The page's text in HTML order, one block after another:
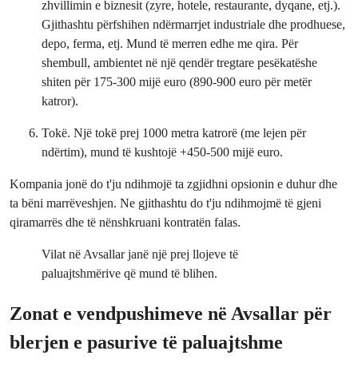
zhvillimin e biznesit (zyre, hotele, restaurante, dyqane, etj.).
Gjithashtu përfshihen ndërmarrjet industriale dhe prodhuese,
depo, ferma, etj. Mund të merren edhe me qira. Për
shembull, ambientet në një qendër tregtare pesëkatëshe
shiten për 175-300 mijë euro (890-900 euro për metër
katror).
Tokë. Një tokë prej 1000 metra katrorë (me lejen për
ndërtim), mund të kushtojë +450-500 mijë euro.
Kompania jonë do t'ju ndihmojë ta zgjidhni opsionin e duhur dhe
ta bëni marrëveshjen. Ne gjithashtu do t'ju ndihmojmë të gjeni
qiramarrës dhe të nënshkruani kontratën falas.
Vilat në Avsallar janë një prej llojeve të
paluajtshmërive që mund të blihen.
Zonat e vendpushimeve në Avsallar për
blerjen e pasurive të paluajtshme